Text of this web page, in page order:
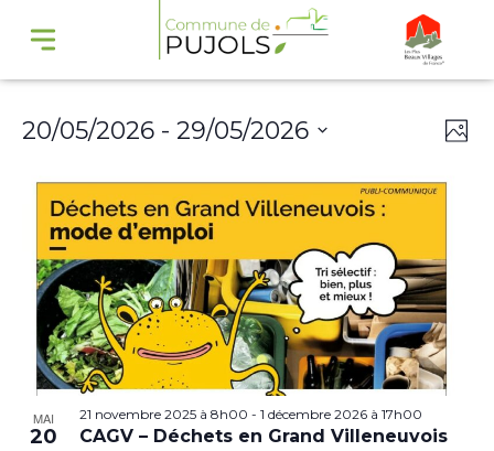
20/05/2026 - 29/05/2026
date.
MAI
20
21 novembre 2025 à 8h00 - 1 décembre 2026 à 17h00
CAGV – Déchets en Grand Villeneuvois